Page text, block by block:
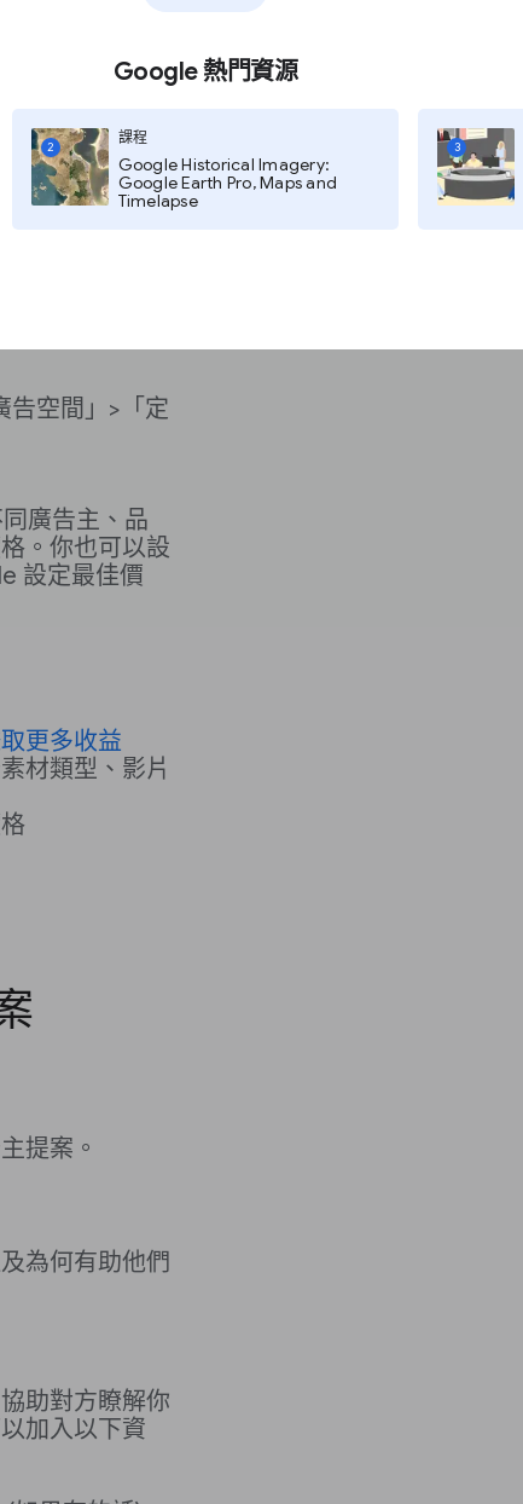
Google 熱門資源
2
課程
Google Historical Imagery:
Google Earth Pro, Maps and
Timelapse
3
(CPM) 訂定廣
設為廣告銷售
告類型等條
空間」 >「定
廣告主、品
。你也可以設
設定最佳價
更多收益
材類型、影片
提案。
為何有助他們
助對方瞭解你
加入以下資